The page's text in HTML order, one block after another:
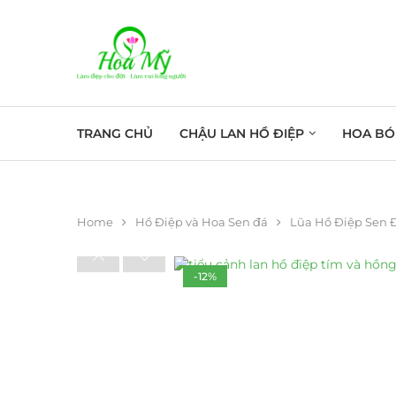
TRANG CHỦ CHẬU LAN HỒ ĐIỆP HOA BÓ
Home Hồ Điệp và Hoa Sen đá Lũa Hồ Điệp Sen
-12%